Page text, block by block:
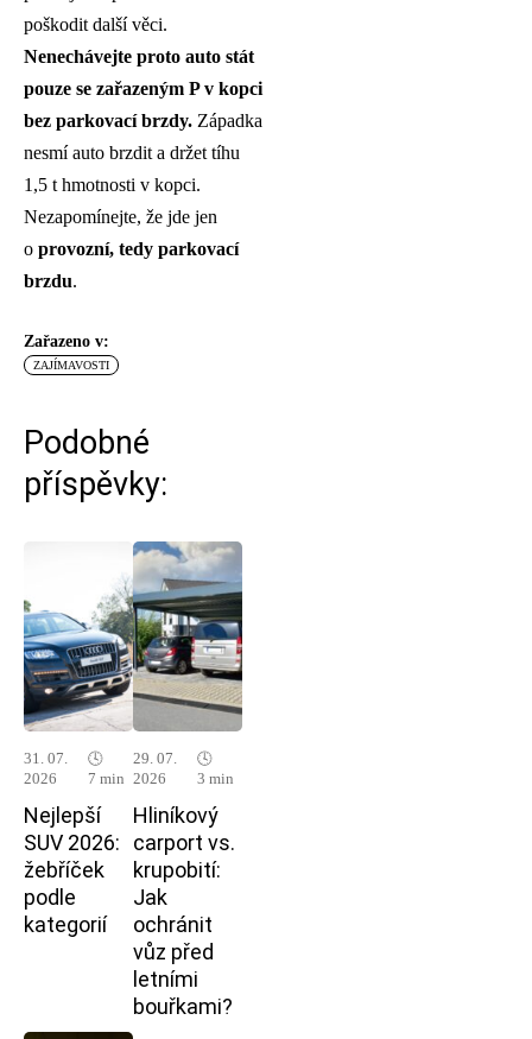
poškodit další věci.
Nenechávejte proto auto stát
pouze se zařazeným P v kopci
bez parkovací brzdy. Západka
nesmí auto brzdit a držet tíhu
1,5 t hmotnosti v kopci.
Nezapomínejte, že jde jen
o provozní, tedy parkovací
brzdu.
Zařazeno v:
ZAJÍMAVOSTI
Podobné
příspěvky:
31. 07.
2026
🕓
7 min
Nejlepší
SUV 2026:
žebříček
podle
kategorií
29. 07.
2026
🕓
3 min
Hliníkový
carport vs.
krupobití:
Jak
ochránit
vůz před
letními
bouřkami?